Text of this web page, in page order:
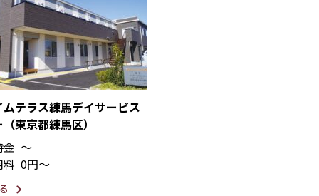
テラス練馬デイサービス
東京都練馬区）
〜
0円〜